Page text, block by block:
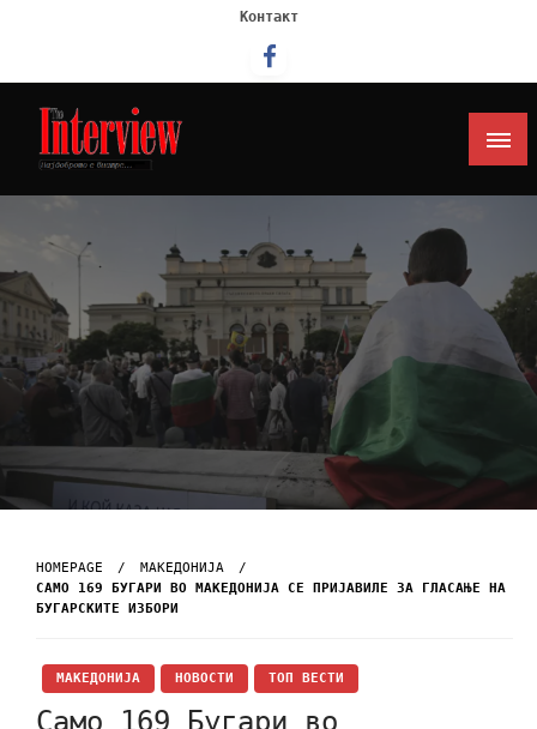
Контакт
Интервју
HOMEPAGE
МАКЕДОНИЈА
САМО 169 БУГАРИ ВО МАКЕДОНИЈА СЕ ПРИЈАВИЛЕ ЗА ГЛАСАЊЕ НА
БУГАРСКИТЕ ИЗБОРИ
МАКЕДОНИЈА НОВОСТИ ТОП ВЕСТИ
Само 169 Бугари во